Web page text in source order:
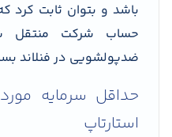
باشد و بتوان ثابت کرد
حساب شرکت منتقل
ضدپولشویی در فنلاند
حداقل سرمایه
استارتاپ